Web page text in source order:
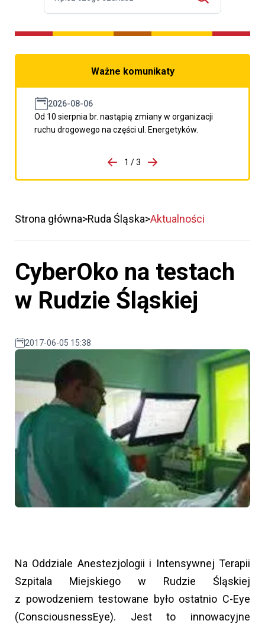
Ważne komunikaty
2026-08-06
Od 10 sierpnia br. nastąpią zmiany w organizacji
ruchu drogowego na części ul. Energetyków.
porzpedniego komunikatu
1 / 3
Przejdź do następnego
Strona główna Ruda Śląska Aktualności
CyberOko na testach
w Rudzie Śląskiej
2017-06-05 15:38
Na Oddziale Anestezjologii i Intensywnej Terapii
Szpitala Miejskiego w Rudzie Śląskiej
z powodzeniem testowane było ostatnio C-Eye
(ConsciousnessEye). Jest to innowacyjne